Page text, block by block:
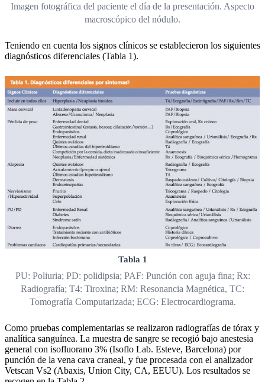
Imagen fotográfica del paciente el día de la presentación. Aspecto
macroscópico del nódulo.
Teniendo en cuenta los signos clínicos se establecieron los siguientes
diagnósticos diferenciales (Tabla 1).
Tabla 1
PU: Poliuria; PD: polidipsia; PAF: Punción con aguja fina; Rx:
Radiografía; T4: Tiroxina; RM: Resonancia Magnética, TC:
Tomografía Computarizada; ECG: Electrocardiograma.
Como pruebas complementarias se realizaron radiografías de tórax y
analítica sanguínea. La muestra de sangre se recogió bajo anestesia
general con isofluorano 3% (Isoflo Lab. Esteve, Barcelona) por
punción de la vena cava craneal, y fue procesada con el analizador
Vetscan Vs2 (Abaxis, Union City, CA, EEUU). Los resultados se